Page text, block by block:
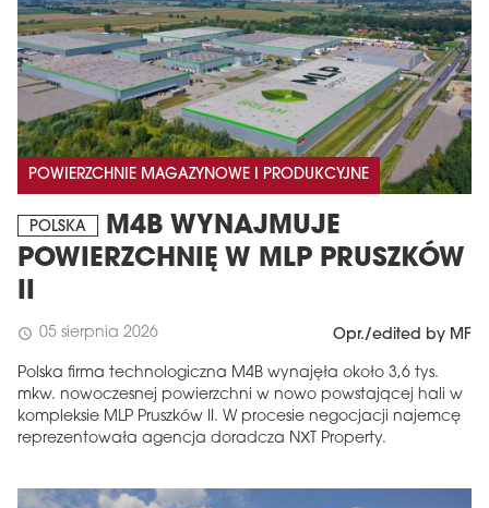
POWIERZCHNIE MAGAZYNOWE I PRODUKCYJNE
POLSKA
M4B WYNAJMUJE
POWIERZCHNIĘ W MLP PRUSZKÓW
II
schedule 05 sierpnia 2026 Opr./edited by MF
Polska firma technologiczna M4B wynajęła około 3,6 tys.
mkw. nowoczesnej powierzchni w nowo powstającej hali w
kompleksie MLP Pruszków II. W procesie negocjacji najemcę
reprezentowała agencja doradcza NXT Property.